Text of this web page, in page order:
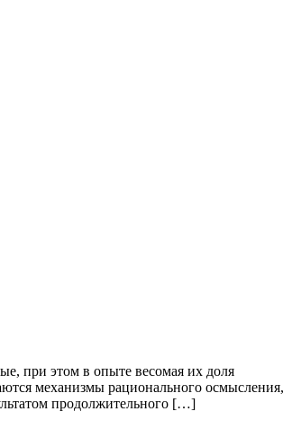
при этом в опыте весомая их доля
механизмы рационального осмысления,
продолжительного […]